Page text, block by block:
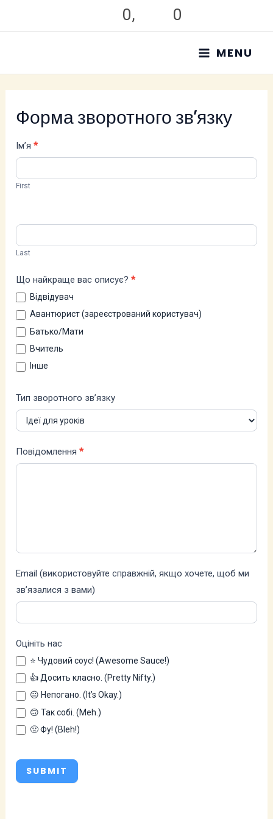
0, 0
MAIN
MENU
MENU
Форма зворотного зв’язку
Feedback
(Ukrainian)
Ім’я*
First
Last
Що найкраще вас описує?*
Відвідувач
Авантюрист (зареєстрований користувач)
Батько/Мати
Вчитель
Інше
Тип зворотного зв’язку
Повідомлення*
Email (використовуйте справжній, якщо хочете, щоб ми
зв’язалися з вами)
Оцініть нас
⭐ Чудовий соус! (Awesome Sauce!)
👍 Досить класно. (Pretty Nifty.)
😐 Непогано. (It’s Okay.)
🙃 Так собі. (Meh.)
🤢 Фу! (Bleh!)
SUBMIT